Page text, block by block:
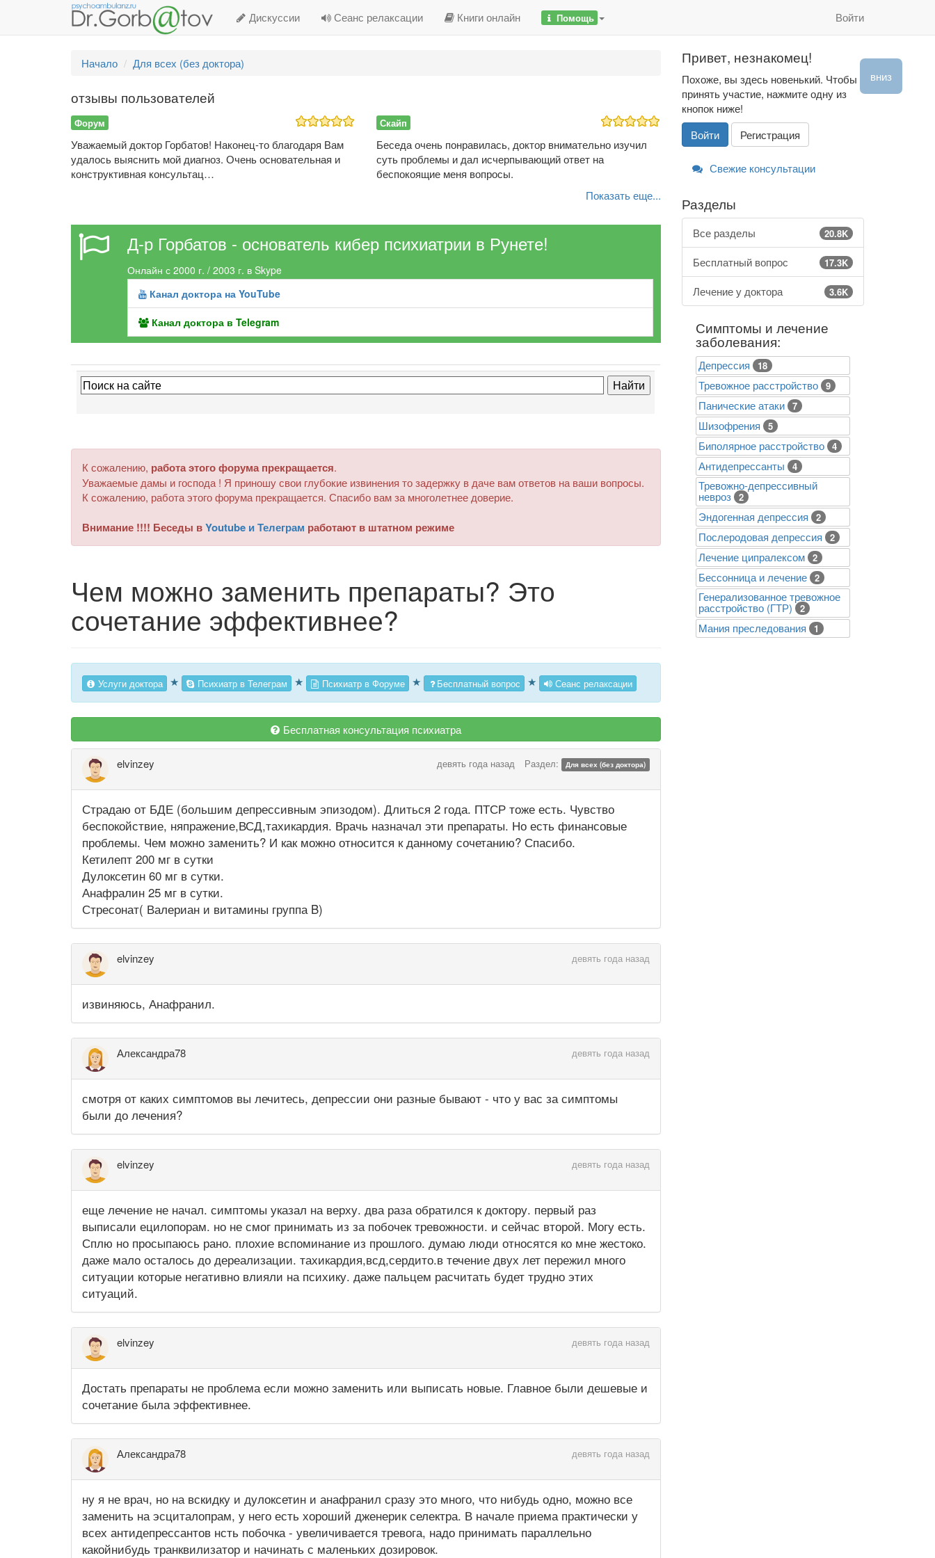
Дискуссии Сеанс релаксации Книги онлайн Помощь Войти
Начало Для всех (без доктора)
отзывы пользователей
Форум
Уважаемый доктор Горбатов! Наконец-то благодаря Вам
удалось выяснить мой диагноз. Очень основательная и
конструктивная консультац…
Скайп
Беседа очень понравилась, доктор внимательно изучил
суть проблемы и дал исчерпывающий ответ на
беспокоящие меня вопросы.
Показать еще...
Д-р Горбатов - основатель кибер психиатрии в Рунете!
Онлайн с 2000 г. / 2003 г. в Skype
Канал доктора на YouTube
Канал доктора в Telegram
К сожалению, работа этого форума прекращается.
Уважаемые дамы и господа ! Я приношу свои глубокие извинения то задержку в даче вам ответов на ваши вопросы.
К сожалению, работа этого форума прекращается. Спасибо вам за многолетнее доверие.
Внимание !!!! Беседы вYoutube и Телеграм работают в штатном режиме
Чем можно заменить препараты? Это
сочетание эффективнее?
вниз
Услуги доктора ★ Психиатр в Телеграм ★ Психиатр в Форуме ★ Бесплатный вопрос ★ Сеанс релаксации
Бесплатная консультация психиатра
elvinzey девять года назад Раздел: Для всех (без доктора)
Страдаю от БДЕ (большим депрессивным эпизодом). Длиться 2 года. ПТСР тоже есть. Чувство
беспокойствие, няпражение,ВСД,тахикардия. Врачь назначал эти препараты. Но есть финансовые
проблемы. Чем можно заменить? И как можно относится к данному сочетанию? Спасибо.
Кетилепт 200 мг в сутки
Дулоксетин 60 мг в сутки.
Анафралин 25 мг в сутки.
Стресонат( Валериан и витамины группа B)
elvinzey девять года назад
извиняюсь, Анафранил.
Александра78 девять года назад
смотря от каких симптомов вы лечитесь, депрессии они разные бывают - что у вас за симптомы
были до лечения?
elvinzey девять года назад
еще лечение не начал. симптомы указал на верху. два раза обратился к доктору. первый раз
выписали ецилопорам. но не смог принимать из за побочек тревожности. и сейчас второй. Могу есть.
Сплю но просыпаюсь рано. плохие вспоминание из прошлого. думаю люди относятся ко мне жестоко.
даже мало осталось до дереализации. тахикардия,всд,сердито.в течение двух лет пережил много
ситуации которые негативно влияли на психику. даже пальцем расчитать будет трудно этих
ситуаций.
elvinzey девять года назад
Достать препараты не проблема если можно заменить или выписать новые. Главное были дешевые и
сочетание была эффективнее.
Александра78 девять года назад
ну я не врач, но на вскидку и дулоксетин и анафранил сразу это много, что нибудь одно, можно все
заменить на эсциталопрам, у него есть хороший дженерик селектра. В начале приема практически у
всех антидепрессантов нсть побочка - увеличивается тревога, надо принимать параллельно
какойнибудь транквилизатор и начинать с маленьких дозировок.
Привет, незнакомец!
Похоже, вы здесь новенький. Чтобы
принять участие, нажмите одну из
кнопок ниже!
Войти
Регистрация
Свежие консультации
Разделы
Все разделы 20.8K
Бесплатный вопрос 17.3K
Лечение у доктора 3.6K
Симптомы и лечение
заболевания:
Депрессия 18
Тревожное расстройство 9
Панические атаки 7
Шизофрения 5
Биполярное расстройство 4
Антидепрессанты 4
Тревожно-депрессивный
невроз 2
Эндогенная депрессия 2
Послеродовая депрессия 2
Лечение ципралексом 2
Бессонница и лечение 2
Генерализованное тревожное
расстройство (ГТР) 2
Mания преследования 1